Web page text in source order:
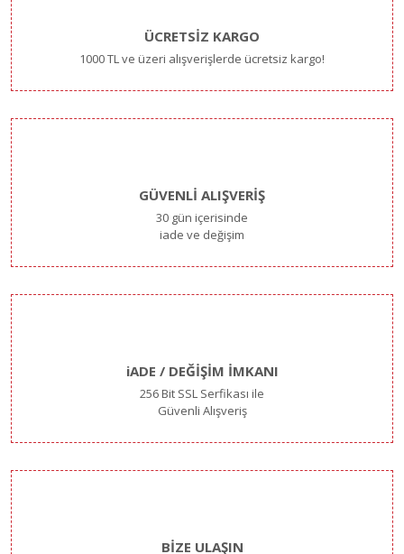
ÜCRETSİZ KARGO
1000 TL ve üzeri alışverişlerde ücretsiz kargo!
GÜVENLİ ALIŞVERİŞ
30 gün içerisinde
iade ve değişim
iADE / DEĞİŞİM İMKANI
256 Bit SSL Serfikası ile
Güvenli Alışveriş
BİZE ULAŞIN